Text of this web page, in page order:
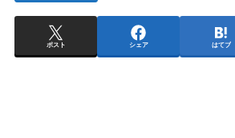
ポスト シェア はてブ